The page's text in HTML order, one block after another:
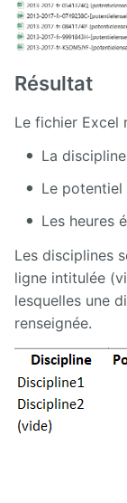
Résultat
Le fichier Excel
La discipline
Le potentiel
Les heures
Les disciplines
ligne intitulée
lesquelles une
renseignée.